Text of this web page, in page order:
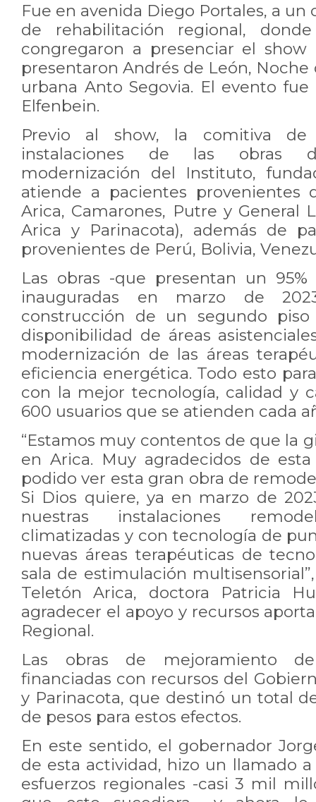
Fue en avenida Diego Portales, a
de rehabilitación regional,
congregaron a presenciar el
presentaron Andrés de León, Noche
urbana Anto Segovia. El evento
Elfenbein.
Previo al show, la comitiva
instalaciones de las obras
modernización del Instituto,
atiende a pacientes provenientes
Arica, Camarones, Putre y General
Arica y Parinacota), además de
provenientes de Perú, Bolivia,
Las obras -que presentan un
inauguradas en marzo de
construcción de un segundo
disponibilidad de áreas
modernización de las áreas
eficiencia energética. Todo esto
con la mejor tecnología, calidad y
600 usuarios que se atienden cada
“Estamos muy contentos de que la
en Arica. Muy agradecidos de
podido ver esta gran obra de
Si Dios quiere, ya en marzo de
nuestras instalaciones
climatizadas y con tecnología de
nuevas áreas terapéuticas de
sala de estimulación
Teletón Arica, doctora Patricia
agradecer el apoyo y recursos
Regional.
Las obras de mejoramiento
financiadas con recursos del
y Parinacota, que destinó un total
de pesos para estos efectos.
En este sentido, el gobernador
de esta actividad, hizo un llamado a
esfuerzos regionales -casi 3 mil